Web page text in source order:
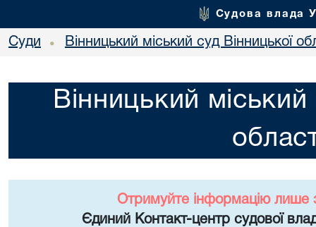
Судова влада
Суди • Вінницький міський суд Вінницької
Вінницький міський
Отримуйте інформацію лише
Єдиний Контакт-центр судової